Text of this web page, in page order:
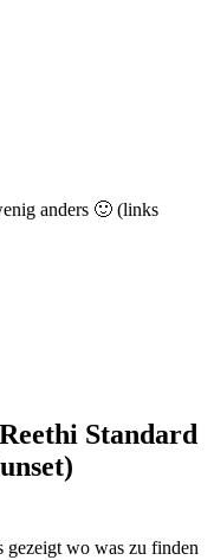
anders 🙂 (links
Standard
gezeigt wo was zu finden